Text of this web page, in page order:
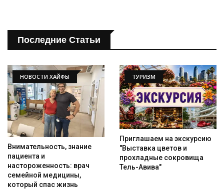
Последние Статьи
НОВОСТИ ХАЙФЫ
Внимательность, знание
пациента и
настороженность: врач
семейной медицины,
который спас жизнь
ТУРИЗМ
Приглашаем на экскурсию
"Выставка цветов и
прохладные сокровища
Тель-Авива"